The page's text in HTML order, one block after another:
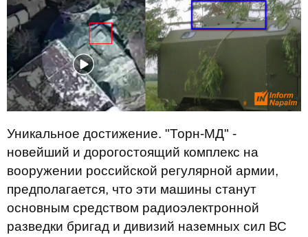
Уникальное достижение. "Торн-МД" -
новейший и дорогостоящий комплекс на
вооружении российской регулярной армии,
предполагается, что эти машины станут
основным средством радиоэлектронной
разведки бригад и дивизий наземных сил ВС